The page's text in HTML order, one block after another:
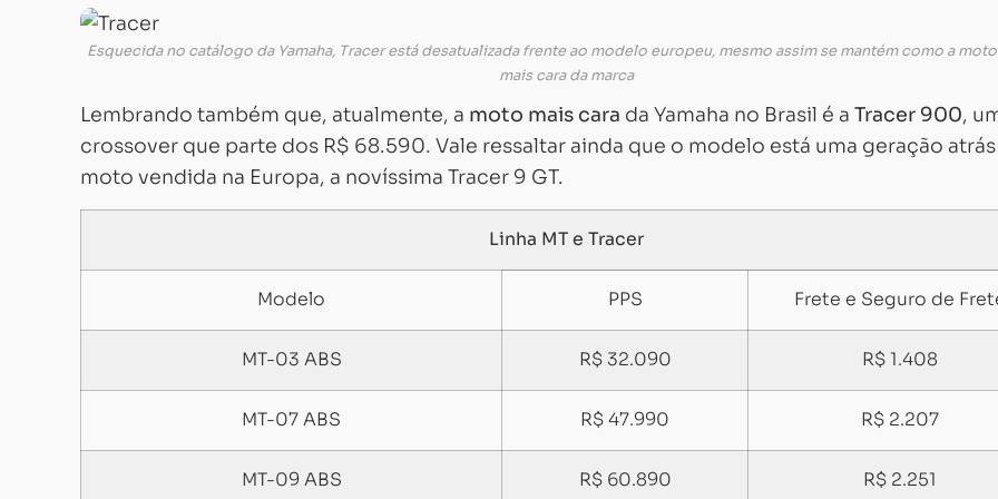
Esquecida no catálogo da Yamaha, Tracer está desatualizada frente ao modelo europeu, mesmo assim se mantém como a
mais cara da marca
Lembrando também que, atualmente, a moto mais cara da Yamaha no Brasil é a Tracer 900,
crossover que parte dos R$ 68.590. Vale ressaltar ainda que o modelo está uma geração
moto vendida na Europa, a novíssima Tracer 9 GT.
Linha MT e Tracer
Modelo PPS Frete e Seguro de
MT-03 ABS R$ 32.090 R$ 1.408
MT-07 ABS R$ 47.990 R$ 2.207
MT-09 ABS R$ 60.890 R$ 2.251